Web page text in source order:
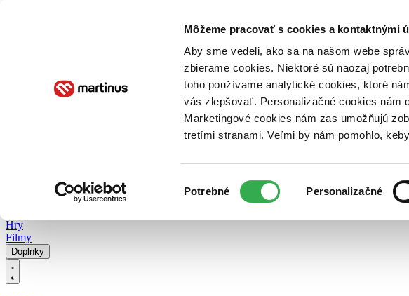
Môžeme pracovať s cookies a kontaktnými
Aby sme vedeli, ako sa na našom webe
zbierame cookies. Niektoré sú naozaj
toho používame analytické cookies, ktoré
vás zlepšovať. Personalizačné cookies nám
Marketingové cookies nám zas umožňujú
tretími stranami. Veľmi by nám pomohlo,
súhlasu
Potrebné Personalizačné
Poukážky Kontakt
Hry
Filmy
Doplnky